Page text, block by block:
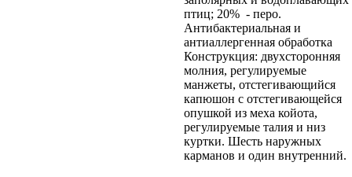
птиц; 20% - перо.
Антибактериальная и
антиаллергенная обработка
Конструкция: двухсторонняя
молния, регулируемые
манжеты, отстегивающийся
капюшон с отстегивающейся
опушкой из меха койота,
регулируемые талия и низ
куртки. Шесть наружных
карманов и один внутренний.